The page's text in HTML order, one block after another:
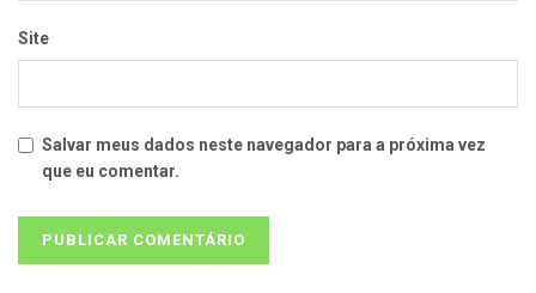
Site
Salvar meus dados neste navegador para a próxima vez
que eu comentar.